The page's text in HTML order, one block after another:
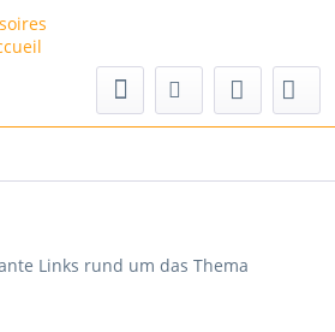
Links rund um das Thema